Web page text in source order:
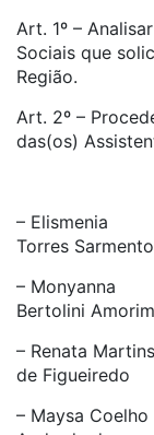
Art. 1º –
Sociais que
Região.
Art. 2º –
das(os)
– Elismenia
Torres Sarmento
– Monyanna
Bertolini Amorim
– Renata Martins
de Figueiredo
– Maysa Coelho